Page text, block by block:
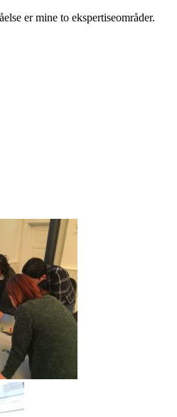
er mine to ekspertiseområder.